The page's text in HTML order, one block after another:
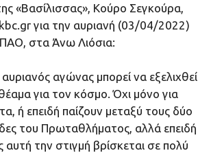
«Βασίλισσας», Κούρο Σεγκούρα,
για την αυριανή (03/04/2022)
στα Άνω Λιόσια:
αγώνας μπορεί να εξελιχθεί
για τον κόσμο. Όχι μόνο για
ή επειδή παίζουν μεταξύ τους δύο
του Πρωταθλήματος, αλλά επειδή
την στιγμή βρίσκεται σε πολύ